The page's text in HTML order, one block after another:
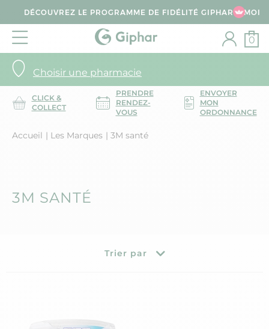
DÉCOUVREZ LE PROGRAMME DE FIDÉLITÉ GIPHAR & MOI
Choisir une pharmacie
0
CLICK &
COLLECT
PRENDRE
RENDEZ-
VOUS
ENVOYER
MON
ORDONNANCE
Accueil Les Marques 3M santé
3M SANTÉ
Trier par